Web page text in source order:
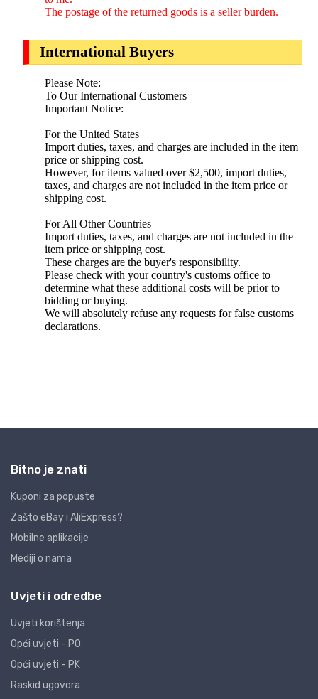
Bitno je znati
Kuponi za popuste
Zašto eBay i AliExpress?
Mobilne aplikacije
Mediji o nama
Uvjeti i odredbe
Uvjeti korištenja
Opći uvjeti - PO
Opći uvjeti - PK
Raskid ugovora